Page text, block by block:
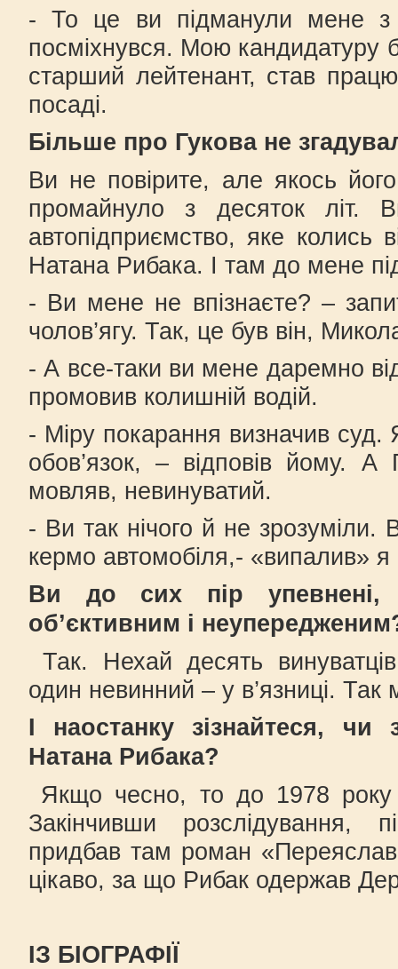
- То це ви підманули мене з
посміхнувся. Мою кандидатуру
старший лейтенант, став
посаді.
Більше про Гукова не
Ви не повірите, але якось
промайнуло з десяток літ.
автопідприємство, яке колись
Натана Рибака. І там до мене
- Ви мене не впізнаєте? –
чолов’ягу. Так, це був він,
- А все-таки ви мене даремно
промовив колишній водій.
- Міру покарання визначив суд.
обов’язок, – відповів йому. А
мовляв, невинуватий.
- Ви так нічого й не
кермо автомобіля,- «випалив» я
Ви до сих пір упевнені,
об’єктивним і
Так. Нехай десять
один невинний – у в’язниці. Так
І наостанку зізнайтеся, чи
Натана Рибака?
Якщо чесно, то до 1978 року
Закінчивши розслідування,
придбав там роман
цікаво, за що Рибак одержав
ІЗ БІОГРАФІЇ